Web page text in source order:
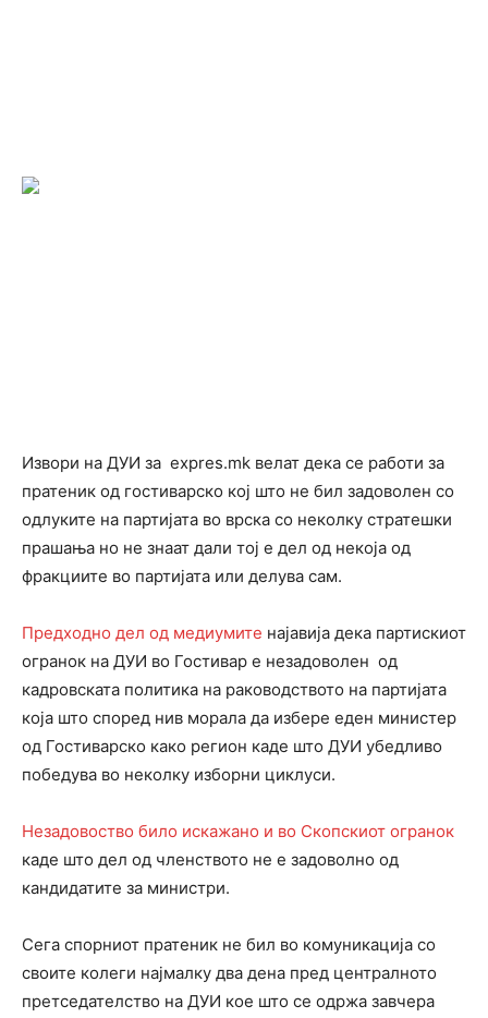
Извори на ДУИ за expres.mk велат дека се работи за
пратеник од гостиварско кој што не бил задоволен со
одлуките на партијата во врска со неколку стратешки
прашања но не знаат дали тој е дел од некоја од
фракциите во партијата или делува сам.
Предходно дел од медиумите најавија дека партискиот
огранок на ДУИ во Гостивар е незадоволен од
кадровската политика на раководството на партијата
која што според нив морала да избере еден министер
од Гостиварско како регион каде што ДУИ убедливо
победува во неколку изборни циклуси.
Незадовоство било искажано и во Скопскиот огранок
каде што дел од членството не е задоволно од
кандидатите за министри.
Сега спорниот пратеник не бил во комуникација со
своите колеги најмалку два дена пред централното
претседателство на ДУИ кое што се одржа завчера